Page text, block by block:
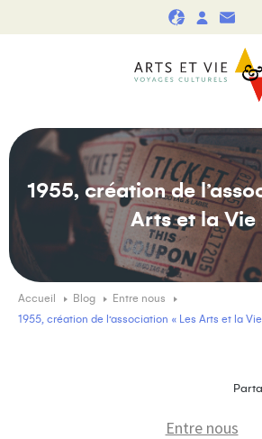
1955, création de
Arts et la Vie
Accueil Blog
Entre nous
1955, création de l’association « Les Arts et la Vie
Entre nous